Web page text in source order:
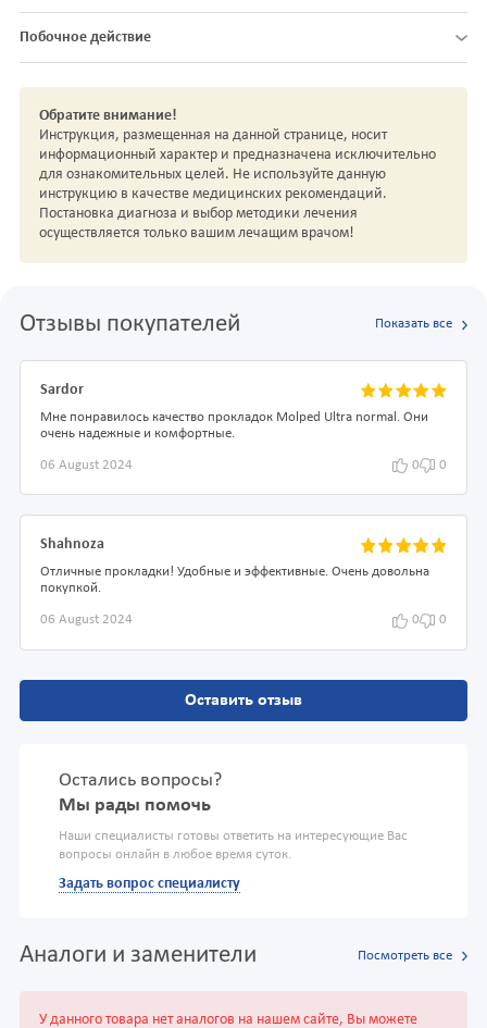
Побочное действие
Обратите внимание!
Инструкция, размещенная на данной странице, носит
информационный характер и предназначена исключительно
для ознакомительных целей. Не используйте данную
инструкцию в качестве медицинских рекомендаций.
Постановка диагноза и выбор методики лечения
осуществляется только вашим лечащим врачом!
Отзывы покупателей Показать все
Sardor
Мне понравилось качество прокладок Molped Ultra normal. Они
очень надежные и комфортные.
06 August 2024 0 0
Shahnoza
Отличные прокладки! Удобные и эффективные. Очень довольна
покупкой.
06 August 2024 0 0
Оставить отзыв
Остались вопросы?
Мы рады помочь
Наши специалисты готовы ответить на интересующие Вас
вопросы онлайн в любое время суток.
Задать вопрос специалисту
Аналоги и заменители Посмотреть все
У данного товара нет аналогов на нашем сайте, Вы можете